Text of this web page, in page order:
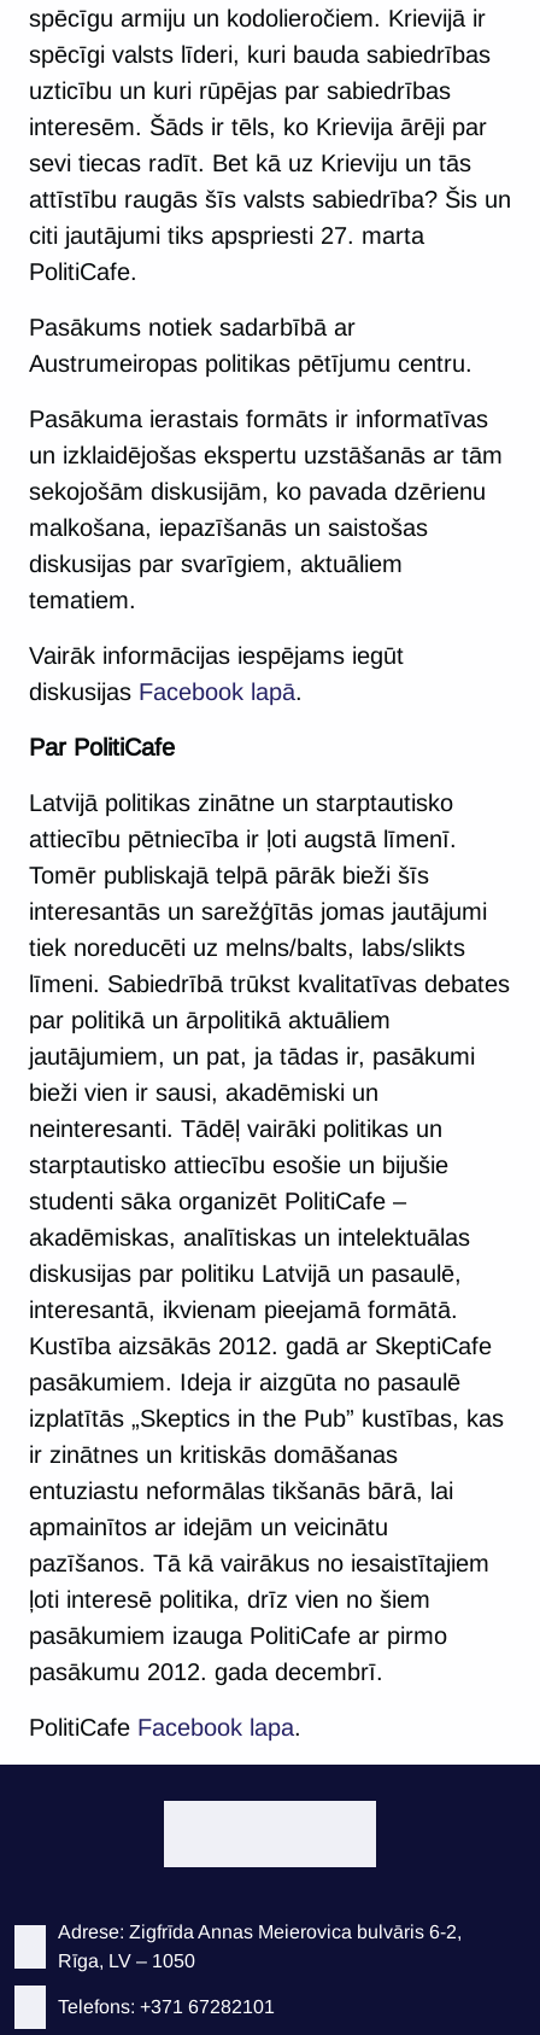
spēcīgu armiju un kodolieročiem. Krievijā ir
spēcīgi valsts līderi, kuri bauda sabiedrības
uzticību un kuri rūpējas par sabiedrības
interesēm. Šāds ir tēls, ko Krievija ārēji par
sevi tiecas radīt. Bet kā uz Krieviju un tās
attīstību raugās šīs valsts sabiedrība? Šis un
citi jautājumi tiks apspriesti 27. marta
PolitiCafe.
Pasākums notiek sadarbībā ar
Austrumeiropas politikas pētījumu centru.
Pasākuma ierastais formāts ir informatīvas
un izklaidējošas ekspertu uzstāšanās ar tām
sekojošām diskusijām, ko pavada dzērienu
malkošana, iepazīšanās un saistošas
diskusijas par svarīgiem, aktuāliem
tematiem.
Vairāk informācijas iespējams iegūt
diskusijas Facebook lapā.
Par PolitiCafe
Latvijā politikas zinātne un starptautisko
attiecību pētniecība ir ļoti augstā līmenī.
Tomēr publiskajā telpā pārāk bieži šīs
interesantās un sarežģītās jomas jautājumi
tiek noreducēti uz melns/balts, labs/slikts
līmeni. Sabiedrībā trūkst kvalitatīvas debates
par politikā un ārpolitikā aktuāliem
jautājumiem, un pat, ja tādas ir, pasākumi
bieži vien ir sausi, akadēmiski un
neinteresanti. Tādēļ vairāki politikas un
starptautisko attiecību esošie un bijušie
studenti sāka organizēt PolitiCafe –
akadēmiskas, analītiskas un intelektuālas
diskusijas par politiku Latvijā un pasaulē,
interesantā, ikvienam pieejamā formātā.
Kustība aizsākās 2012. gadā ar SkeptiCafe
pasākumiem. Ideja ir aizgūta no pasaulē
izplatītās „Skeptics in the Pub” kustības, kas
ir zinātnes un kritiskās domāšanas
entuziastu neformālas tikšanās bārā, lai
apmainītos ar idejām un veicinātu
pazīšanos. Tā kā vairākus no iesaistītajiem
ļoti interesē politika, drīz vien no šiem
pasākumiem izauga PolitiCafe ar pirmo
pasākumu 2012. gada decembrī.
PolitiCafe Facebook lapa.
Adrese: Zigfrīda Annas Meierovica bulvāris 6-2,
Rīga, LV – 1050
Telefons: +371 67282101